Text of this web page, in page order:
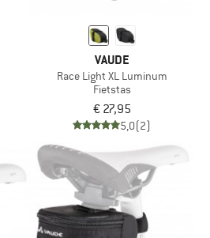
VAUDE
Race Light XL Luminum
Fietstas
€ 27,95
5,0(2)